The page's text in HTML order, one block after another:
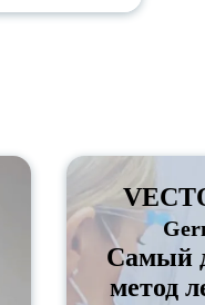
Cамый
метод